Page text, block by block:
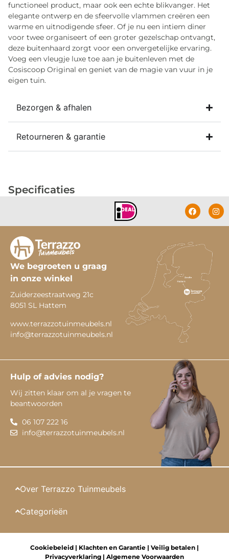
functioneel product, maar ook een echte blikvanger. Het
elegante ontwerp en de sfeervolle vlammen creëren een
warme en uitnodigende sfeer. Of je nu een intiem diner
voor twee organiseert of een groter gezelschap ontvangt,
deze buitenhaard zorgt voor een onvergetelijke ervaring.
Voeg een vleugje luxe toe aan je buitenleven met de
Cosiscoop Original en geniet van de magie van vuur in je
eigen tuin.
Bezorgen & afhalen
Retourneren & garantie
Specificaties
We begroeten u graag
in onze winkel
Zuiderzeestraatweg 21c
8051 SL Hattem
www.terrazzotuinmeubels.nl
info@terrazzotuinmeubels.nl
Hulp of advies nodig?
Wij zitten klaar om al je vragen te
beantwoorden
06 107 222 16
info@terrazzotuinmeubels.nl
Over Terrazzo Tuinmeubels
Categorieën
Cookiebeleid | Klachten en Garantie | Veilig betalen |
Privacyverklaring | Algemene Voorwaarden